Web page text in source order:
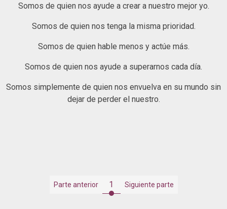
Somos de quien nos ayude a crear a nuestro mejor yo.
Somos de quien nos tenga la misma prioridad.
Somos de quien hable menos y actúe más.
Somos de quien nos ayude a superarnos cada día.
Somos simplemente de quien nos envuelva en su mundo sin
dejar de perder el nuestro.
Parte anterior 1 Siguiente parte